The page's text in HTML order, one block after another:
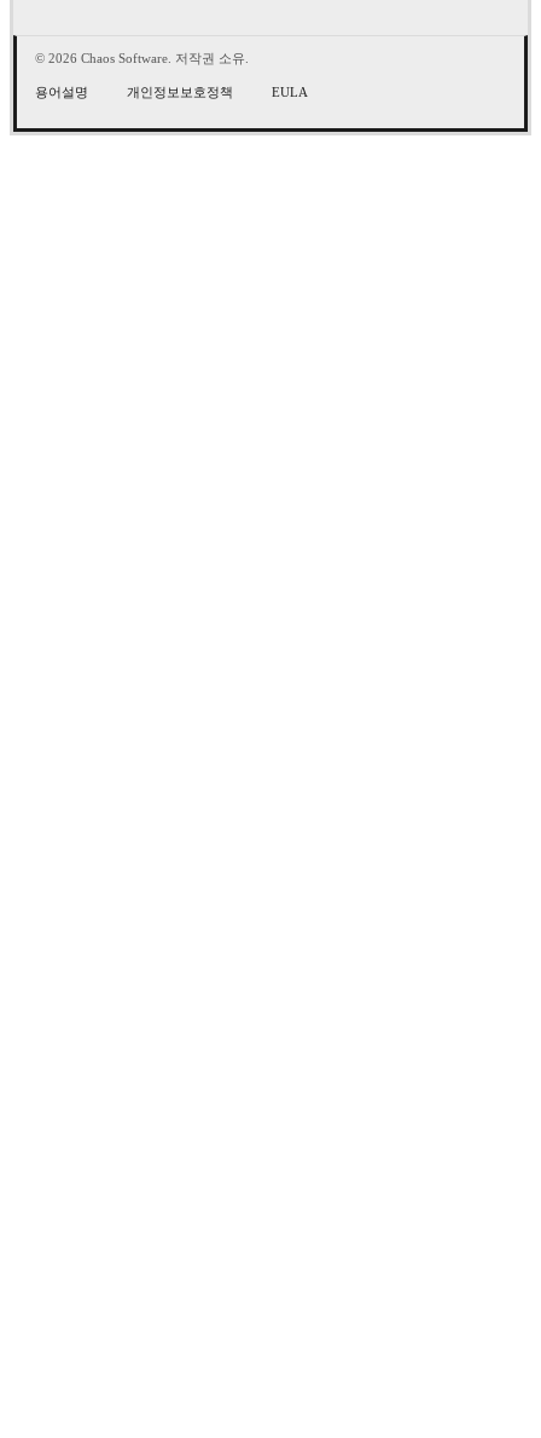
© 2026 Chaos Software. 저작권 소유.
용어설명 개인정보보호정책 EULA